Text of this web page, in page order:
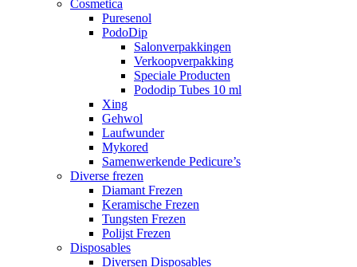
Cosmetica
Puresenol
PodoDip
Salonverpakkingen
Verkoopverpakking
Speciale Producten
Pododip Tubes 10 ml
Xing
Gehwol
Laufwunder
Mykored
Samenwerkende Pedicure’s
Diverse frezen
Diamant Frezen
Keramische Frezen
Tungsten Frezen
Polijst Frezen
Disposables
Diversen Disposables